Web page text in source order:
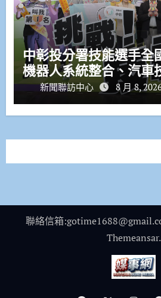
中彰投分署技能選手全
機器人系統整合、汽車
新聞聯訪中心 8 月 8,
聯絡信箱
Themeansar.